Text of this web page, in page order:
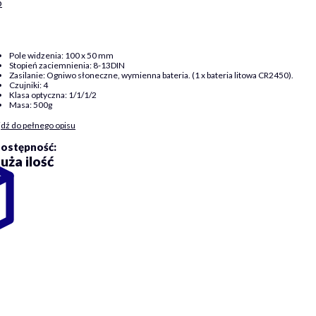
Pole widzenia: 100 x 50 mm
Stopień zaciemnienia: 8-13DIN
Zasilanie: Ogniwo słoneczne, wymienna bateria. (1 x bateria litowa CR2450).
Czujniki: 4
Klasa optyczna: 1/1/1/2
Masa: 500g
do pełnego opisu
ilość